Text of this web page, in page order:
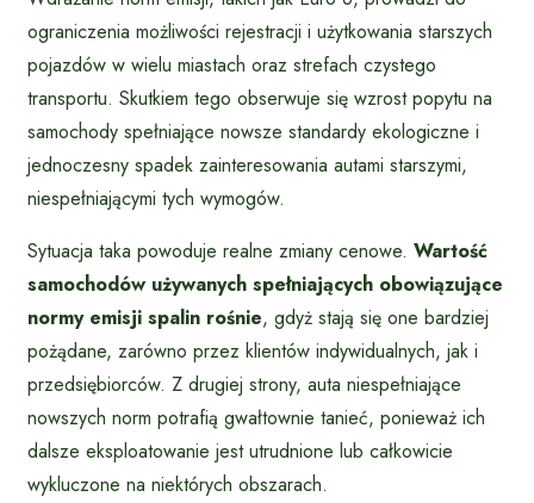
ograniczenia możliwości rejestracji i użytkowania starszych
pojazdów w wielu miastach oraz strefach czystego
transportu. Skutkiem tego obserwuje się wzrost popytu na
samochody spełniające nowsze standardy ekologiczne i
jednoczesny spadek zainteresowania autami starszymi,
niespełniającymi tych wymogów.
Sytuacja taka powoduje realne zmiany cenowe. Wartość
samochodów używanych spełniających obowiązujące
normy emisji spalin rośnie, gdyż stają się one bardziej
pożądane, zarówno przez klientów indywidualnych, jak i
przedsiębiorców. Z drugiej strony, auta niespełniające
nowszych norm potrafią gwałtownie tanieć, ponieważ ich
dalsze eksploatowanie jest utrudnione lub całkowicie
wykluczone na niektórych obszarach.